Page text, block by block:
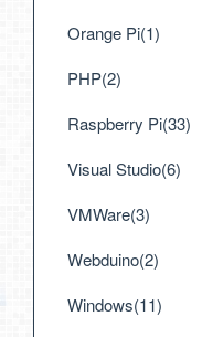
Orange Pi(1)
PHP(2)
Raspberry Pi(33)
Visual Studio(6)
VMWare(3)
Webduino(2)
Windows(11)